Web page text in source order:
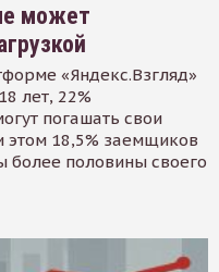
может
«Яндекс.Взгляд»
лет, 22%
погашать свои
этом 18,5% заемщиков
более половины своего